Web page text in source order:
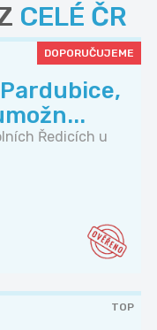
CELÉ ČR
DOPORUČUJEME
Ředicích u
TOP